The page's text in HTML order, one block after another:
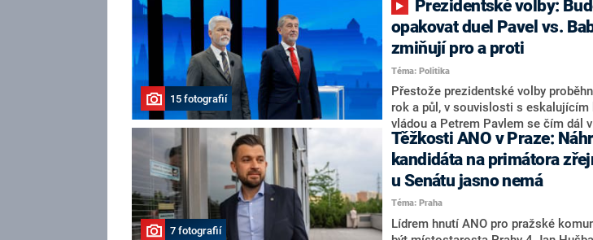
ministryně spravedlnosti ODS Eva
rozhovoru pro CNN Prima NEWS si
ohledně politického výkonu svého
Tejce (za ANO) či vládní
práva Taťány Malé (ANO). Označením
adresu vlády prý byla ještě hodná.
vrátila k volební porážce koalice
hnutí Naše Česko Martina Kuby.
15 fotografií
opakovat duel Pavel vs.
zmiňují pro a proti
Téma: Politika
Přestože prezidentské volby
rok a půl, v souvislosti s
vládou a Petrem Pavlem se čím dál
tom, koho by do bitvy o Hrad mohla
koalice. Někteří političtí
jméno premiéra Andreje Babiše
pravděpodobné, že se v
bude znovu opakovat souboj z roku
7 fotografií
Těžkosti ANO v Praze:
kandidáta na primátora
u Senátu jasno nemá
Téma: Praha
Lídrem hnutí ANO pro pražské